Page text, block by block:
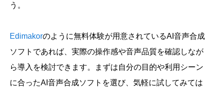
う。
Edimakorのように無料体験が用意されているAI音声合成
ソフトであれば、実際の操作感や音声品質を確認しなが
ら導入を検討できます。まずは自分の目的や利用シーン
に合ったAI音声合成ソフトを選び、気軽に試してみては